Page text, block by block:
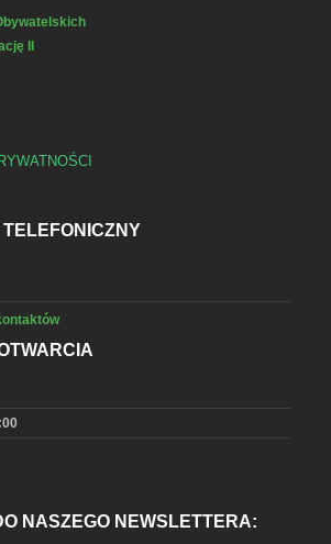
II
NASZEGO NEWSLETTERA: